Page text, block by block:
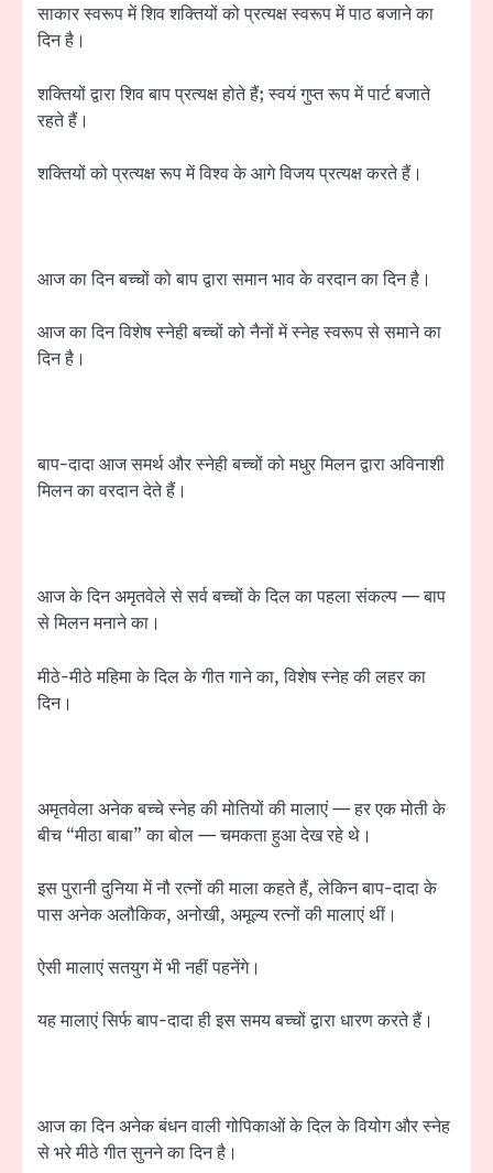
साकार स्वरूप में शिव शक्तियों को प्रत्यक्ष स्वरूप में पाठ बजाने का
दिन है।
शक्तियों द्वारा शिव बाप प्रत्यक्ष होते हैं; स्वयं गुप्त रूप में पार्ट बजाते
रहते हैं।
शक्तियों को प्रत्यक्ष रूप में विश्व के आगे विजय प्रत्यक्ष करते हैं।
आज का दिन बच्चों को बाप द्वारा समान भाव के वरदान का दिन है।
आज का दिन विशेष स्नेही बच्चों को नैनों में स्नेह स्वरूप से समाने का
दिन है।
बाप-दादा आज समर्थ और स्नेही बच्चों को मधुर मिलन द्वारा अविनाशी
मिलन का वरदान देते हैं।
आज के दिन अमृतवेले से सर्व बच्चों के दिल का पहला संकल्प — बाप
से मिलन मनाने का।
मीठे-मीठे महिमा के दिल के गीत गाने का, विशेष स्नेह की लहर का
दिन।
अमृतवेला अनेक बच्चे स्नेह की मोतियों की मालाएं — हर एक मोती के
बीच “मीठा बाबा” का बोल — चमकता हुआ देख रहे थे।
इस पुरानी दुनिया में नौ रत्नों की माला कहते हैं, लेकिन बाप-दादा के
पास अनेक अलौकिक, अनोखी, अमूल्य रत्नों की मालाएं थीं।
ऐसी मालाएं सतयुग में भी नहीं पहनेंगे।
यह मालाएं सिर्फ बाप-दादा ही इस समय बच्चों द्वारा धारण करते हैं।
आज का दिन अनेक बंधन वाली गोपिकाओं के दिल के वियोग और स्नेह
से भरे मीठे गीत सुनने का दिन है।